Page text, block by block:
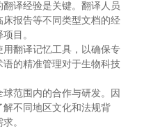
翻译经验是关键。翻译人员
报告等不同类型文档的经
目。
用翻译记忆工具，以确保专
的精准管理对于生物科技
球范围内的合作与研发。因
不同地区文化和法规背
。